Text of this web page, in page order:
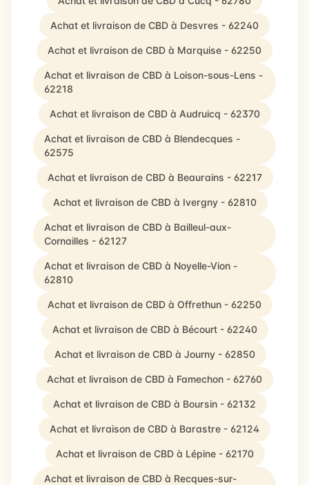
Achat et livraison de CBD à Desvres - 62240
Achat et livraison de CBD à Marquise - 62250
Achat et livraison de CBD à Loison-sous-Lens -
62218
Achat et livraison de CBD à Audruicq - 62370
Achat et livraison de CBD à Blendecques -
62575
Achat et livraison de CBD à Beaurains - 62217
Achat et livraison de CBD à Ivergny - 62810
Achat et livraison de CBD à Bailleul-aux-
Cornailles - 62127
Achat et livraison de CBD à Noyelle-Vion -
62810
Achat et livraison de CBD à Offrethun - 62250
Achat et livraison de CBD à Bécourt - 62240
Achat et livraison de CBD à Journy - 62850
Achat et livraison de CBD à Famechon - 62760
Achat et livraison de CBD à Boursin - 62132
Achat et livraison de CBD à Barastre - 62124
Achat et livraison de CBD à Lépine - 62170
Achat et livraison de CBD à Recques-sur-